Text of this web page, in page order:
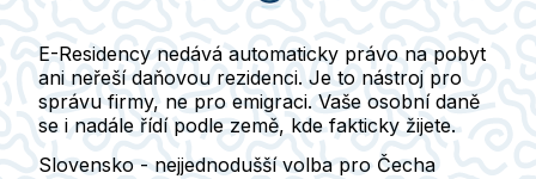
E-Residency nedává automaticky právo na pobyt
ani neřeší daňovou rezidenci. Je to nástroj pro
správu firmy, ne pro emigraci. Vaše osobní daně
se i nadále řídí podle země, kde fakticky žijete.
Slovensko - nejjednodušší volba pro Čecha